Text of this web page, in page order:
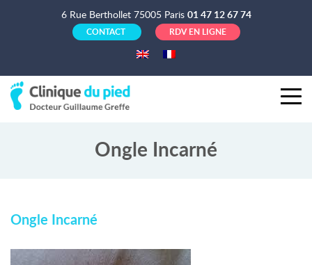
6 Rue Berthollet 75005 Paris 01 47 12 67 74
CONTACT RDV EN LIGNE
Ongle Incarné
Ongle Incarné